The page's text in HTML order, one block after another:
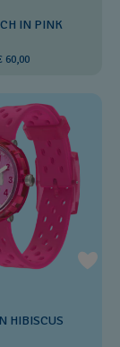
IN PINK
60,00
HIBISCUS